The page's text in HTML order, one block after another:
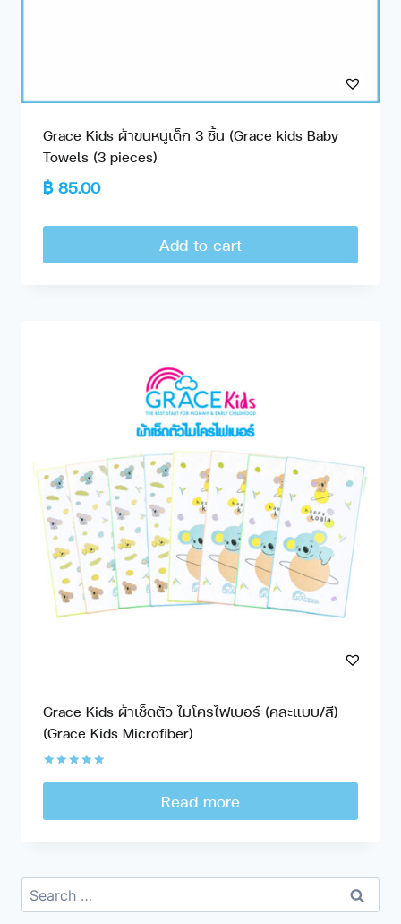
Grace Kids ผ้าขนหนูเด็ก 3 ชิ้น (Grace kids Baby
Towels (3 pieces)
฿ 85.00
Add to cart
Grace Kids ผ้าเช็ดตัว ไมโครไฟเบอร์ (คละแบบ/สี)
(Grace Kids Microfiber)
5.00 Read more